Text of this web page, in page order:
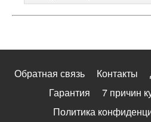
Обратная связь Контакты
Гарантия
7 причин
Политика